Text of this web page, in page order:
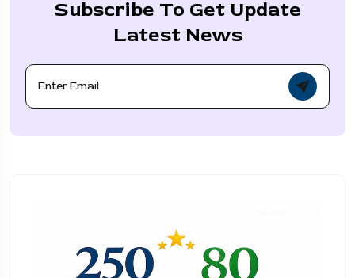
Subscribe To Get Update
Latest News